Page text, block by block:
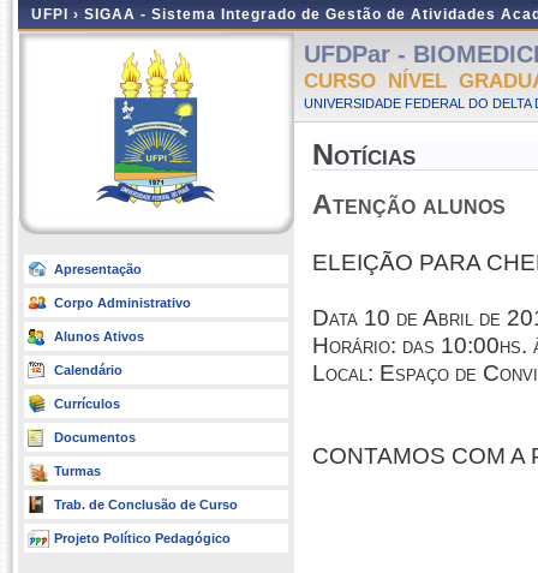
UFPI › SIGAA - Sistema Integrado de Gestão de Atividades
Apresentação
Corpo Administrativo
Alunos Ativos
Calendário
Currículos
Documentos
Turmas
Trab. de Conclusão de Curso
Projeto Político Pedagógico
UFDPar -
CURSO NÍVEL
UNIVERSIDADE FEDERAL DO DELTA
Notícias
Atenção alunos
ELEIÇÃO PARA
Data 10 de Abril de
Horário: das 10:00hs.
Local: Espaço de
CONTAMOS COM A